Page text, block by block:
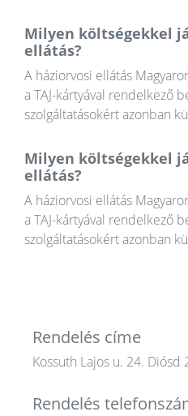
Milyen költségekkel
ellátás?
A háziorvosi ellátás
a TAJ-kártyával rendelkező
szolgáltatásokért azonban
Milyen költségekkel
ellátás?
A háziorvosi ellátás
a TAJ-kártyával rendelkező
szolgáltatásokért azonban
Rendelés címe
Kossuth Lajos u. 24. Diósd
Rendelés